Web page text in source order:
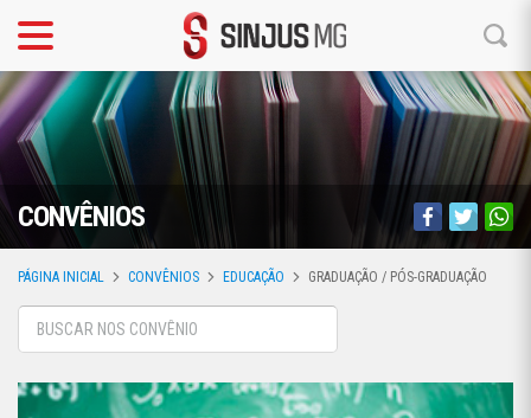
CONVÊNIOS
PÁGINA INICIAL CONVÊNIOS EDUCAÇÃO GRADUAÇÃO / PÓS-GRADUAÇÃO